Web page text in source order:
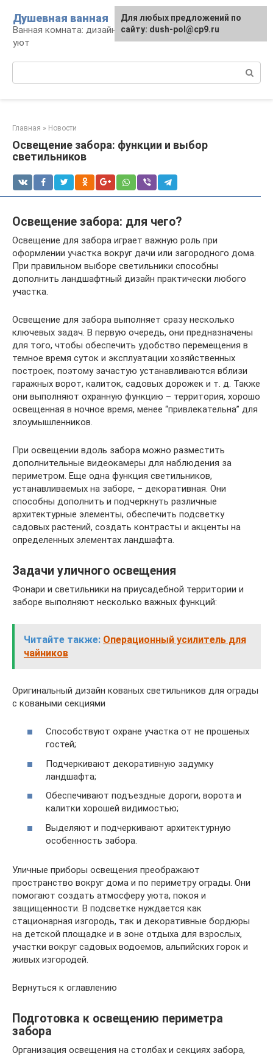
контенту
Душевная ванная
Ванная комната: дизайн, саноборудование,
уют
Главная » Новости
Освещение забора: функции и выбор
светильников
Освещение забора: для чего?
Освещение для забора играет важную роль при
оформлении участка вокруг дачи или загородного дома.
При правильном выборе светильники способны
дополнить ландшафтный дизайн практически любого
участка.
Освещение для забора выполняет сразу несколько
ключевых задач. В первую очередь, они предназначены
для того, чтобы обеспечить удобство перемещения в
темное время суток и эксплуатации хозяйственных
построек, поэтому зачастую устанавливаются вблизи
гаражных ворот, калиток, садовых дорожек и т. д. Также
они выполняют охранную функцию – территория, хорошо
освещенная в ночное время, менее “привлекательна” для
злоумышленников.
При освещении вдоль забора можно разместить
дополнительные видеокамеры для наблюдения за
периметром. Еще одна функция светильников,
устанавливаемых на заборе, – декоративная. Они
способны дополнить и подчеркнуть различные
архитектурные элементы, обеспечить подсветку
садовых растений, создать контрасты и акценты на
определенных элементах ландшафта.
Задачи уличного освещения
Фонари и светильники на приусадебной территории и
заборе выполняют несколько важных функций:
Читайте также: Операционный усилитель для
чайников
Оригинальный дизайн кованых светильников для ограды
с коваными секциями
Способствуют охране участка от не прошеных
гостей;
Подчеркивают декоративную задумку
ландшафта;
Обеспечивают подъездные дороги, ворота и
калитки хорошей видимостью;
Выделяют и подчеркивают архитектурную
особенность забора.
Уличные приборы освещения преображают
пространство вокруг дома и по периметру ограды. Они
помогают создать атмосферу уюта, покоя и
защищенности. В подсветке нуждается как
стационарная изгородь, так и декоративные бордюры
на детской площадке и в зоне отдыха для взрослых,
участки вокруг садовых водоемов, альпийских горок и
живых изгородей.
Вернуться к оглавлению
Подготовка к освещению периметра
забора
Организация освещения на столбах и секциях забора,
Для любых предложений по
сайту: dush-pol@cp9.ru